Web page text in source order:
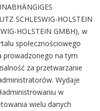
SCHLESWIG-HOLSTEIN
HOLSTEIN GMBH), w
społecznościowego
prowadzonego na tym
za przetwarzanie
Wydaje
w
wielu danych